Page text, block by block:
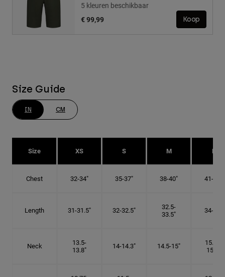
5 kleuren beschikbaar
€ 99,99
Koop
Size Guide
IN CM
Size XS S M L
Chest 32-34" 35-37" 38-40" 41-43"
Length 31-31.5" 32-32.5"
32.5-
33.5"
34-35"
Neck
13.5-
13.8"
14-14.3" 14.5-15"
15.25-
15.5"